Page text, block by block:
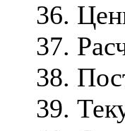
36.
37.
38.
39.